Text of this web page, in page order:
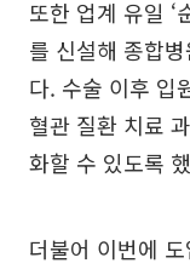
또한 업계 유일 ‘
를 신설해 종합
다. 수술 이후 입
혈관 질환 치료
화할 수 있도록
더불어 이번에